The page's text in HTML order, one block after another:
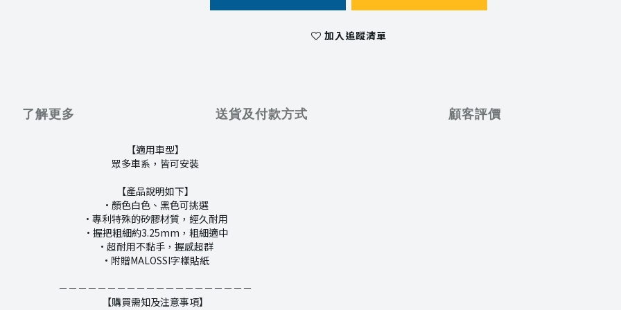
加入追蹤清單
了解更多 送貨及付款方式 顧客評價
【適用車型】
眾多車系，皆可安裝
【產品說明如下】
·顏色白色、黑色可挑選
·專利特殊的矽膠材質，經久耐用
·握把粗細約3.25mm，粗細適中
·超耐用不黏手，握感超群
·附贈MALOSSI字樣貼紙
－－－－－－－－－－－－－－－－－－－－
【購買需知及注意事項】